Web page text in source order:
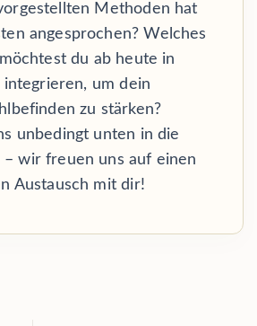
Methoden hat
angesprochen? Welches
du ab heute in
integrieren, um dein
zu stärken?
unbedingt unten in die
– wir freuen uns auf einen
Austausch mit dir!